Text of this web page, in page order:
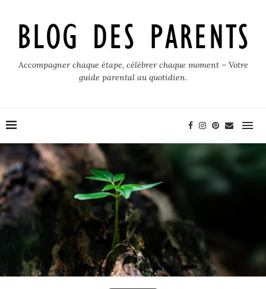
Accompagner chaque étape, célébrer chaque moment – Votre
guide parental au quotidien.